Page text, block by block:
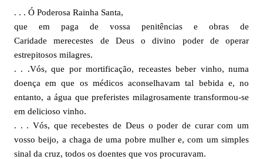
. . . Ó Poderosa Rainha Santa,
que em paga de vossa penitências e obras de
Caridade merecestes de Deus o divino poder de operar
estrepitosos milagres.
. . .Vós, que por mortificação, receastes beber vinho, numa
doença em que os médicos aconselhavam tal bebida e, no
entanto, a água que preferistes milagrosamente transformou-se
em delicioso vinho.
. . . Vós, que recebestes de Deus o poder de curar com um
vosso beijo, a chaga de uma pobre mulher e, com um simples
sinal da cruz, todos os doentes que vos procuravam.